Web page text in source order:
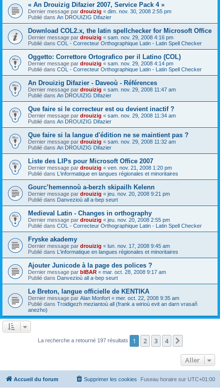
« An Drouizig Difazier 2007, Service Pack 4 »
Dernier message par drouizig « dim. nov. 30, 2008 2:55 pm
Publié dans An DROUIZIG Difazier
Download COL2.x, the latin spellchecker for Microsoft Office
Dernier message par drouizig « sam. nov. 29, 2008 4:16 pm
Publié dans COL - Correcteur Orthographique Latin - Latin Spell Checker
Oggetto: Correttore Ortografico per il Latino (COL)
Dernier message par drouizig « sam. nov. 29, 2008 4:14 pm
Publié dans COL - Correcteur Orthographique Latin - Latin Spell Checker
An Drouizig Difazier - Daveoù - Références
Dernier message par drouizig « sam. nov. 29, 2008 11:47 am
Publié dans An DROUIZIG Difazier
Que faire si le correcteur est ou devient inactif ?
Dernier message par drouizig « sam. nov. 29, 2008 11:34 am
Publié dans An DROUIZIG Difazier
Que faire si la langue d'édition ne se maintient pas ?
Dernier message par drouizig « sam. nov. 29, 2008 11:32 am
Publié dans An DROUIZIG Difazier
Liste des LIPs pour Microsoft Office 2007
Dernier message par drouizig « ven. nov. 21, 2008 1:20 pm
Publié dans L'informatique en langues régionales et minoritaires
Gourc’hemennoù a-berzh skipailh Kelenn
Dernier message par drouizig « jeu. nov. 20, 2008 9:21 pm
Publié dans Danvezioù all a-bep seurt
Medieval Latin - Changes in orthography
Dernier message par drouizig « jeu. nov. 20, 2008 2:55 pm
Publié dans COL - Correcteur Orthographique Latin - Latin Spell Checker
Fryske akademy
Dernier message par drouizig « lun. nov. 17, 2008 9:45 am
Publié dans L'informatique en langues régionales et minoritaires
Ajouter Junicode à la page des polices ?
Dernier message par bIBAR « mar. oct. 28, 2008 9:17 am
Publié dans Danvezioù all a-bep seurt
Le Breton, langue officielle de KENTIKA
Dernier message par Alan Monfort « mer. oct. 22, 2008 9:35 am
Publié dans Troidigezh meziantoù all (frank a wirioù evit an darn vrasañ
anezho)
La recherche a retourné 197 résultats 1 2 3 4
Aller
Accueil du forum Fuseau horaire sur UTC+01:00
Supprimer les cookies